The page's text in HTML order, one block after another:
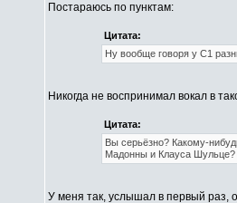
Постараюсь по пунктам:
Цитата:
Ну вообще говоря у С1
Никогда не воспринимал вокал в
Цитата:
Вы серьёзно? Какому-
Мадонны и Клауса Шульце?
У меня так, услышал в первый раз,